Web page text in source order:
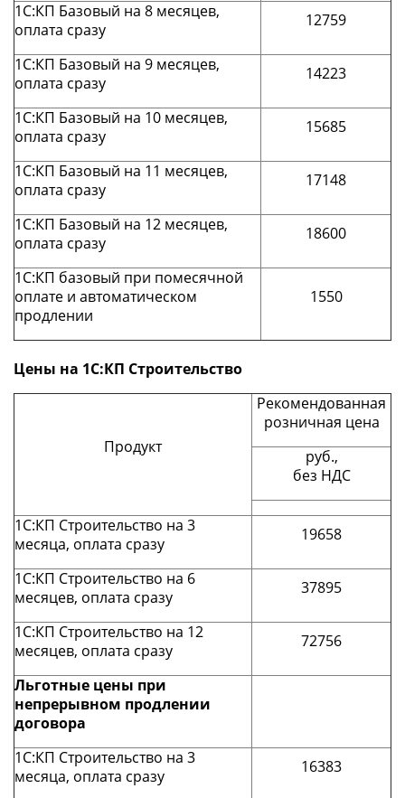
1С:КП Базовый на 8 месяцев,
оплата сразу
12759
1С:КП Базовый на 9 месяцев,
оплата сразу
14223
1С:КП Базовый на 10 месяцев,
оплата сразу
15685
1С:КП Базовый на 11 месяцев,
оплата сразу
17148
1С:КП Базовый на 12 месяцев,
оплата сразу
18600
1С:КП базовый при помесячной
оплате и автоматическом
продлении
1550
Цены на 1С:КП Строительство
Продукт
Рекомендованная
розничная цена
руб.,
без НДС
1С:КП Строительство на 3
месяца, оплата сразу
19658
1С:КП Строительство на 6
месяцев, оплата сразу
37895
1С:КП Строительство на 12
месяцев, оплата сразу
72756
Льготные цены при
непрерывном продлении
договора
1С:КП Строительство на 3
месяца, оплата сразу
16383